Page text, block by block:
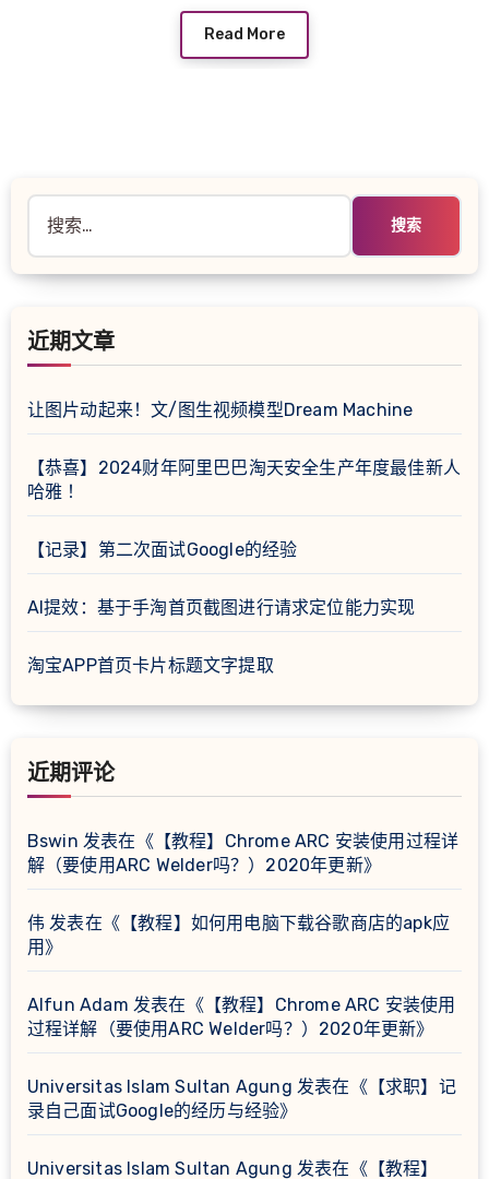
Read More
索：
近期文章
让图片动起来！文/图生视频模型Dream Machine
【恭喜】2024财年阿里巴巴淘天安全生产年度最佳新人
哈雅 ！
【记录】第二次面试Google的经验
AI提效：基于手淘首页截图进行请求定位能力实现
淘宝APP首页卡片标题文字提取
近期评论
Bswin 发表在《【教程】Chrome ARC 安装使用过程详
解（要使用ARC Welder吗？）2020年更新》
伟 发表在《【教程】如何用电脑下载谷歌商店的apk应
用》
Alfun Adam 发表在《【教程】Chrome ARC 安装使用
过程详解（要使用ARC Welder吗？）2020年更新》
Universitas Islam Sultan Agung 发表在《【求职】记
录自己面试Google的经历与经验》
Universitas Islam Sultan Agung 发表在《【教程】